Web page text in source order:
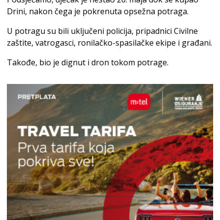
Drini, nakon čega je pokrenuta opsežna potraga.
U potragu su bili uključeni policija, pripadnici Civilne
zaštite, vatrogasci, ronilačko-spasilačke ekipe i građani.
Takođe, bio je dignut i dron tokom potrage.